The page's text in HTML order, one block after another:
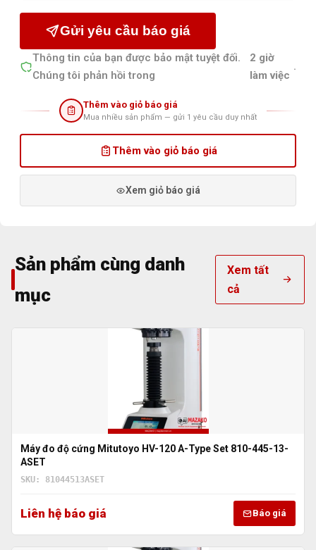
Gửi yêu cầu báo giá
Thông tin của bạn được bảo mật tuyệt đối.
Chúng tôi phản hồi trong
2 giờ
làm việc
.
Thêm vào giỏ báo giá
Mua nhiều sản phẩm — gửi 1 yêu cầu duy nhất
Thêm vào giỏ báo giá
Xem giỏ báo giá
Sản phẩm cùng danh
mục
Xem tất
cả
Máy đo độ cứng Mitutoyo HV-120 A-Type Set 810-445-13-
ASET
SKU: 81044513ASET
Liên hệ báo giá Báo giá